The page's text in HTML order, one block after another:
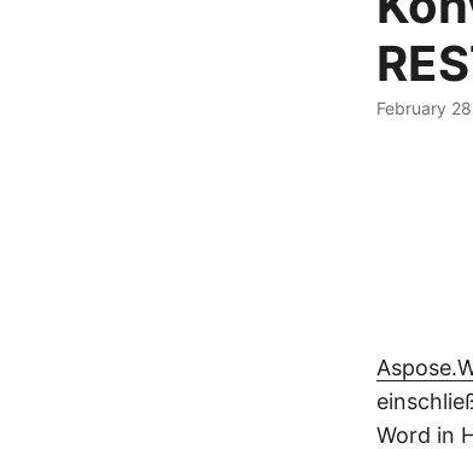
February
Word in